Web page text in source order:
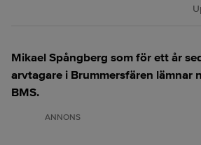
Mikael Spångberg som för ett år
arvtagare i Brummersfären lämnar
BMS.
ANNONS